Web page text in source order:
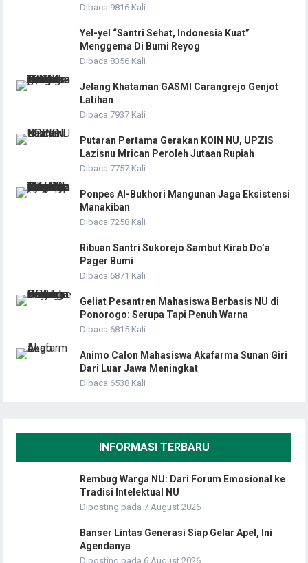
Dibaca 9816 Kali
Yel-yel “Santri Sehat, Indonesia Kuat”
Menggema Di Bumi Reyog
Dibaca 8356 Kali
Jelang Khataman GASMI Carangrejo Genjot
Latihan
Dibaca 7937 Kali
Putaran Pertama Gerakan KOIN NU, UPZIS
Lazisnu Mrican Peroleh Jutaan Rupiah
Dibaca 7757 Kali
Ponpes Al-Bukhori Mangunan Jaga Eksistensi
Manakiban
Dibaca 7258 Kali
Ribuan Santri Sukorejo Sambut Kirab Do’a
Pager Bumi
Dibaca 6871 Kali
Geliat Pesantren Mahasiswa Berbasis NU di
Ponorogo: Serupa Tapi Penuh Warna
Dibaca 6815 Kali
Animo Calon Mahasiswa Akafarma Sunan Giri
Dari Luar Jawa Meningkat
Dibaca 6538 Kali
INFORMASI TERBARU
Rembug Warga NU: Dari Forum Emosional ke
Tradisi Intelektual NU
Diposting pada 7 August 2026
Banser Lintas Generasi Siap Gelar Apel, Ini
Agendanya
Diposting pada 6 August 2026